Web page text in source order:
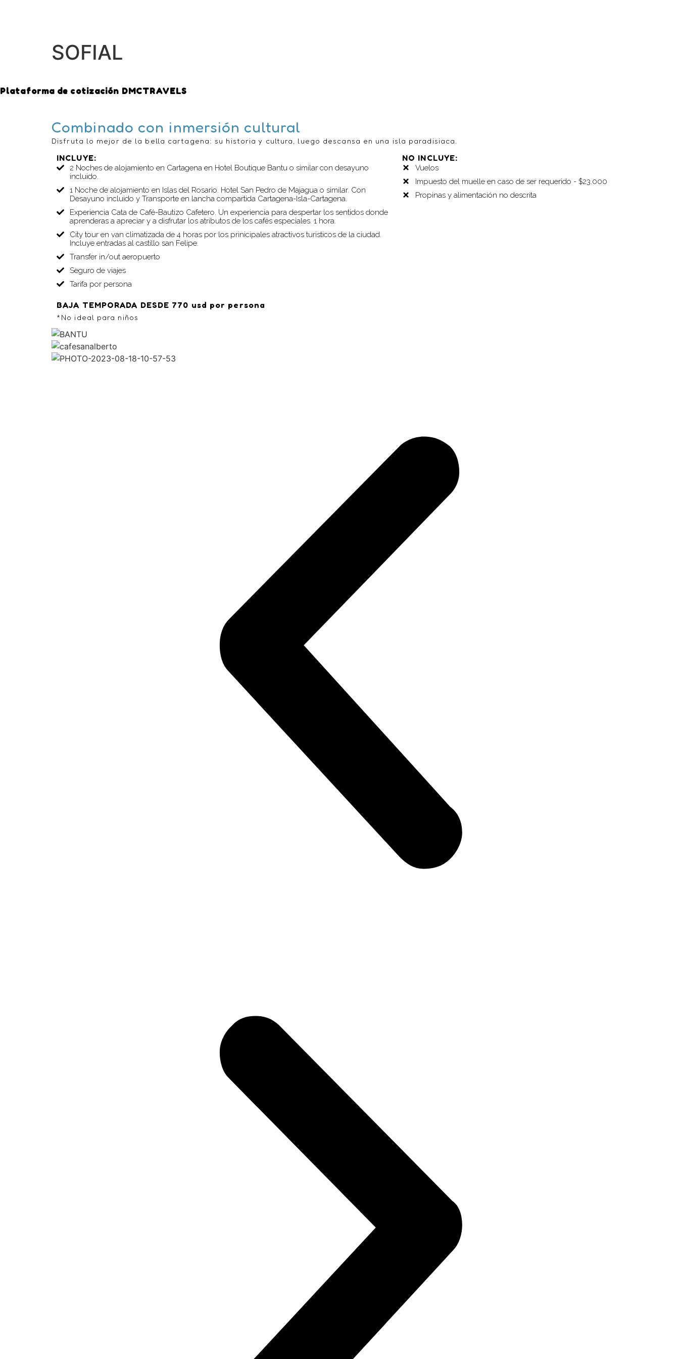
SOFIAL
Plataforma de cotización DMCTRAVELS
Combinado con inmersión cultural
Disfruta lo mejor de la bella cartagena: su historia y cultura, luego descansa en una isla paradisiaca.
INCLUYE:
2 Noches de alojamiento en Cartagena en Hotel Boutique Bantu o similar con desayuno
incluido.
1 Noche de alojamiento en Islas del Rosario. Hotel San Pedro de Majagua o similar. Con
Desayuno incluido y Transporte en lancha compartida Cartagena-Isla-Cartagena.
Experiencia Cata de Café-Bautizo Cafetero. Un experiencia para despertar los sentidos donde
aprenderas a apreciar y a disfrutar los atributos de los cafés especiales. 1 hora.
City tour en van climatizada de 4 horas por los prinicipales atractivos turisticos de la ciudad.
Incluye entradas al castillo san Felipe.
Transfer in/out aeropuerto
Seguro de viajes
Tarifa por persona
NO INCLUYE:
Vuelos
Impuesto del muelle en caso de ser requerido - $23.000
Propinas y alimentación no descrita
BAJA TEMPORADA DESDE 770 usd por persona
*No ideal para niños